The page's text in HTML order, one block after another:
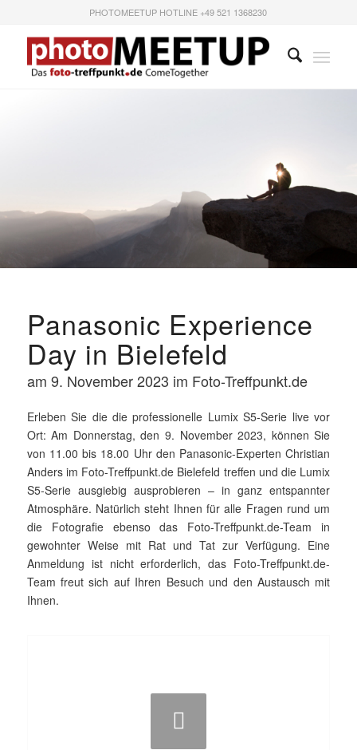
PHOTOMEETUP HOTLINE +49 521 1368230
Panasonic Experience
Day in Bielefeld
am 9. November 2023 im Foto-Treffpunkt.de
Erleben Sie die die professionelle Lumix S5-Serie live vor
Ort: Am Donnerstag, den 9. November 2023, können Sie
von 11.00 bis 18.00 Uhr den Panasonic-Experten Christian
Anders im Foto-Treffpunkt.de Bielefeld treffen und die Lumix
S5-Serie ausgiebig ausprobieren – in ganz entspannter
Atmosphäre. Natürlich steht Ihnen für alle Fragen rund um
die Fotografie ebenso das Foto-Treffpunkt.de-Team in
gewohnter Weise mit Rat und Tat zur Verfügung. Eine
Anmeldung ist nicht erforderlich, das Foto-Treffpunkt.de-
Team freut sich auf Ihren Besuch und den Austausch mit
Ihnen.